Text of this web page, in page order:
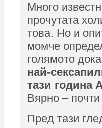
Много
прочутата
това. Но и
момче
голямото
най-
тази година
Вярно –
Пред тази